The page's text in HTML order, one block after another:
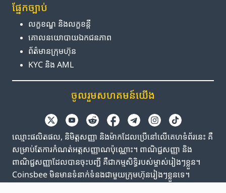
ផ្នែក​ច្បាប់
លក្ខខណ្ឌ និង​លក្ខខន្តី
គោលនយោបាយ​ឯកជនភាព
ព័ត៌មាន​ក្រុមហ៊ុន
KYC និង AML
ចូលរួម​សហគមន៍​យើង
ឈ្មោះផលិតផល, និមិត្តសញ្ញា និងម៉ាកដែលប្រើនៅលើគេហទំព័រនេះ គឺ
សម្រាប់តែការកំណត់អត្តសញ្ញាណប៉ុណ្ណោះ។ ពាណិជ្ជសញ្ញា និង
ពាណិជ្ជសញ្ញាដែលបានចុះបញ្ជី គឺជាកម្មសិទ្ធិរបស់ម្ចាស់រៀងៗខ្លួន។
Coinsbee មិនមានទំនាក់ទំនងជាមួយក្រុមហ៊ុនរៀងៗខ្លួនទេ។